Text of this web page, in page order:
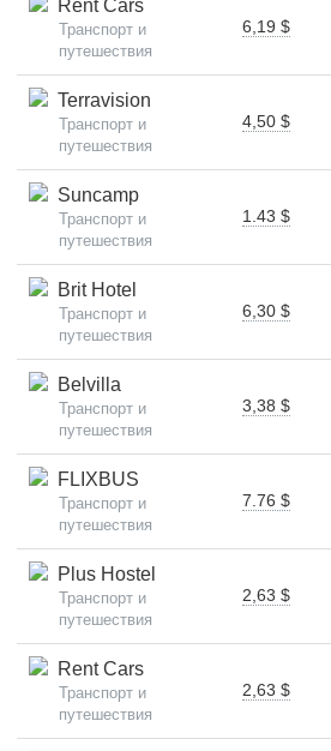
Rent Cars
Транспорт и
путешествия
6,19 $
Terravision
Транспорт и
путешествия
4,50 $
Suncamp
Транспорт и
путешествия
1.43 $
Brit Hotel
Транспорт и
путешествия
6,30 $
Belvilla
Транспорт и
путешествия
3,38 $
FLIXBUS
Транспорт и
путешествия
7.76 $
Plus Hostel
Транспорт и
путешествия
2,63 $
Rent Cars
Транспорт и
путешествия
2,63 $